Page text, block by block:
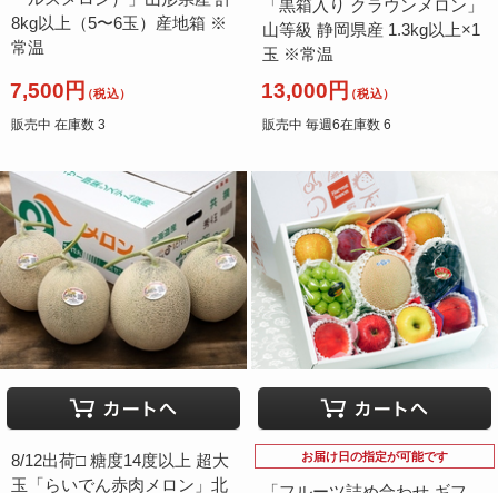
8kg以上（5〜6玉）産地箱 ※
常温
7,500円（税込）
販売中 在庫数 3
「黒箱入り クラウンメロン」
山等級 静岡県産 1.3kg以上×1
玉 ※常温
13,000円（税込）
販売中 毎週6在庫数 6
8/12出荷□ 糖度14度以上 超大
玉「らいでん赤肉メロン」北
お届け日の指定が可能です